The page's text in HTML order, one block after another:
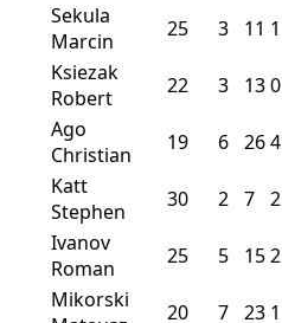
Sekula
Marcin
25 3 11 1
Ksiezak
Robert
22 3 130
Ago
Christian
19 6 264
Katt
Stephen
30 2 7 2
Ivanov
Roman
25 5 152
Mikorski
20 7 23 1